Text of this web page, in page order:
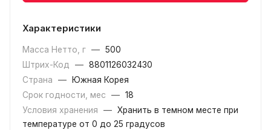
Характеристики
Масса Нетто, г — 500
Штрих-Код
— 8801126032430
Страна
—
Южная Корея
Срок годности, мес
— 18
Условия хранения
— Хранить в темном месте при
температуре от 0 до 25 градусов